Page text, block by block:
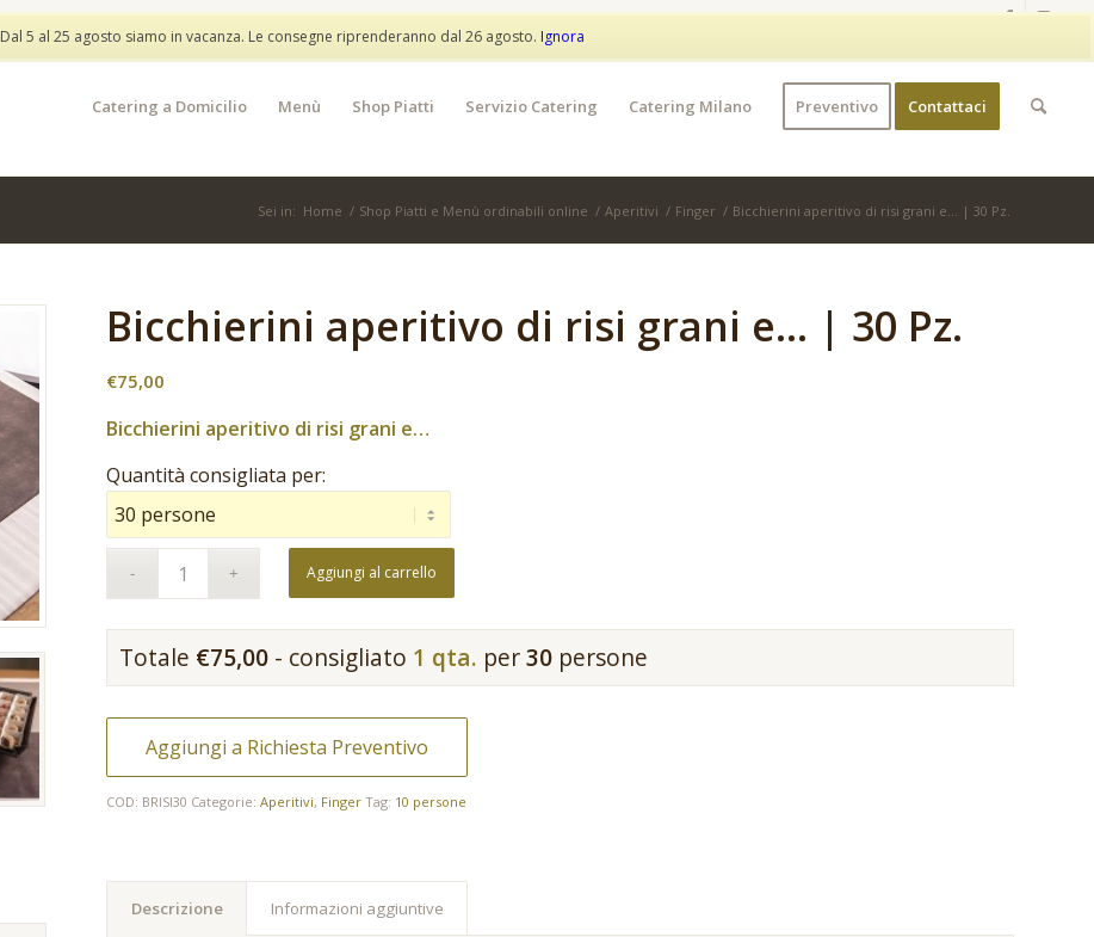
My Account Wishlist
info@partylunch.it|+39 373 9042401|WhatsApp
Catering a Domicilio Menù Shop Piatti Servizio Catering Catering Milano Preventivo Contattaci
Sei in: Home / Shop Piatti e Menù ordinabili online / Aperitivi / Finger / Bicchierini aperitivo di risi grani e… | 30 Pz.
Bicchierini aperitivo di risi grani e… | 30 Pz.
€75,00
Bicchierini aperitivo di risi grani e…
Quantità consigliata per:
Aggiungi al carrello
Totale €75,00 - consigliato 1 qta. per30 persone
Aggiungi a Richiesta Preventivo
COD: BRISI30 Categorie:Aperitivi, Finger Tag: 10 persone
Descrizione Informazioni aggiuntive
Dal 5 al 25 agosto siamo in vacanza. Le consegne riprenderanno dal 26 agosto. Ignora